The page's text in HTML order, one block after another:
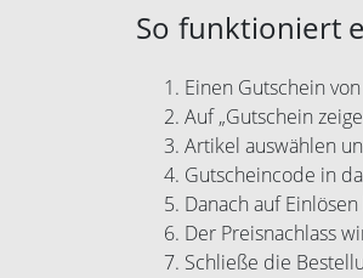
So funktioniert
Einen Gutschein
Auf „Gutschein
Artikel auswählen
Gutscheincode in
Danach auf
Der Preisnachlass
Schließe die